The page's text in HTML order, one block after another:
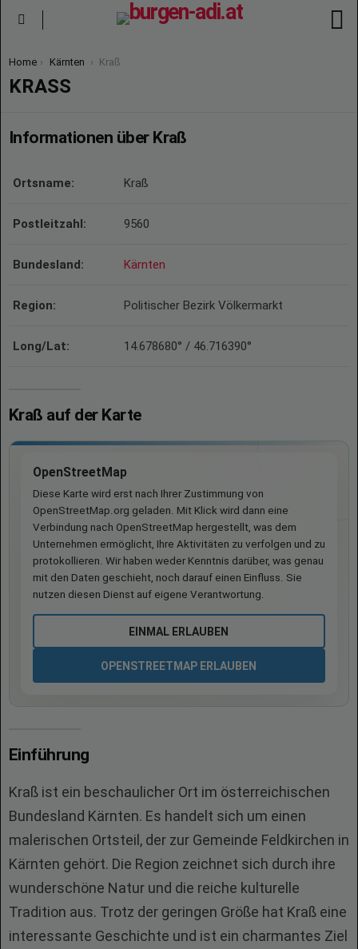
You are here:
Home Kärnten Kraß
KRASS
Informationen über Kraß
Ortsname: Kraß
Postleitzahl: 9560
Bundesland: Kärnten
Region: Politischer Bezirk Völkermarkt
Long/Lat: 14.678680° / 46.716390°
Kraß auf der Karte
OpenStreetMap
Diese Karte wird erst nach Ihrer Zustimmung von
OpenStreetMap.org geladen. Mit Klick wird dann eine
Verbindung nach OpenStreetMap hergestellt, was dem
Unternehmen ermöglicht, Ihre Aktivitäten zu verfolgen und zu
protokollieren. Wir haben weder Kenntnis darüber, was genau
mit den Daten geschieht, noch darauf einen Einfluss. Sie
nutzen diesen Dienst auf eigene Verantwortung.
EINMAL ERLAUBEN
OPENSTREETMAP ERLAUBEN
Einführung
Kraß ist ein beschaulicher Ort im österreichischen
Bundesland Kärnten. Es handelt sich um einen
malerischen Ortsteil, der zur Gemeinde Feldkirchen in
Kärnten gehört. Die Region zeichnet sich durch ihre
wunderschöne Natur und die reiche kulturelle
Tradition aus. Trotz der geringen Größe hat Kraß eine
interessante Geschichte und ist ein charmantes Ziel